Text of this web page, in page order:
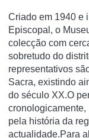
Criado em 1940 e
Episcopal, o
colecção com
sobretudo do
representativos
Sacra, existindo
do século XX.O
cronologicamente,
pela história da
actualidade.Para